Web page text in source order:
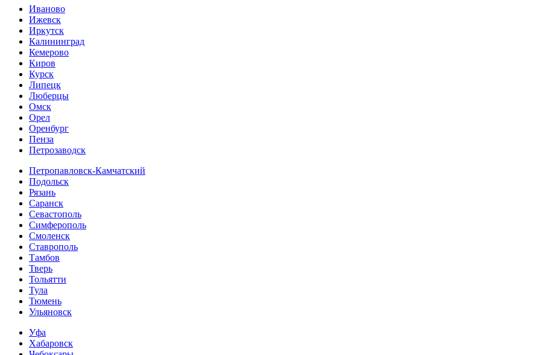
Иваново
Ижевск
Иркутск
Калининград
Кемерово
Киров
Курск
Липецк
Люберцы
Омск
Орел
Оренбург
Пенза
Петрозаводск
Петропавловск-Камчатский
Подольск
Рязань
Саранск
Севастополь
Симферополь
Смоленск
Ставрополь
Тамбов
Тверь
Тольятти
Тула
Тюмень
Ульяновск
Уфа
Хабаровск